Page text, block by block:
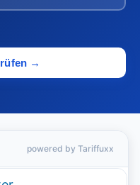
→
powered by Tariffuxx